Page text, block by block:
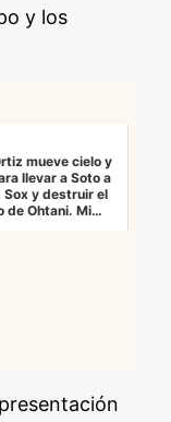
y los
mueve cielo y
llevar a Soto a
Sox y destruir el
de Ohtani. Mi…